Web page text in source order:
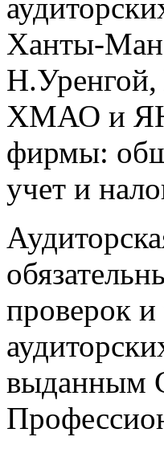
Ханты-
Н.Уренгой,
ХМАО и
фирмы:
учет и
проверок и
выданным